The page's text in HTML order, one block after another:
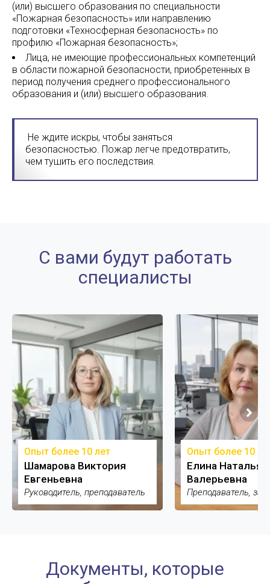
(или) высшего образования по специальности
«Пожарная безопасность» или направлению
подготовки «Техносферная безопасность» по
профилю «Пожарная безопасность»;
Лица, не имеющие профессиональных компетенций
в области пожарной безопасности, приобретенных в
период получения среднего профессионального
образования и (или) высшего образования.
Не ждите искры, чтобы заняться
безопасностью. Пожар легче предотвратить,
чем тушить его последствия.
С вами будут работать
специалисты
Опыт более 10 лет
Шамарова Виктория
Евгеньевна
Руководитель, преподаватель
Опыт более 10
Елина Наталья
Валерьевна
Преподаватель,
Документы, которые